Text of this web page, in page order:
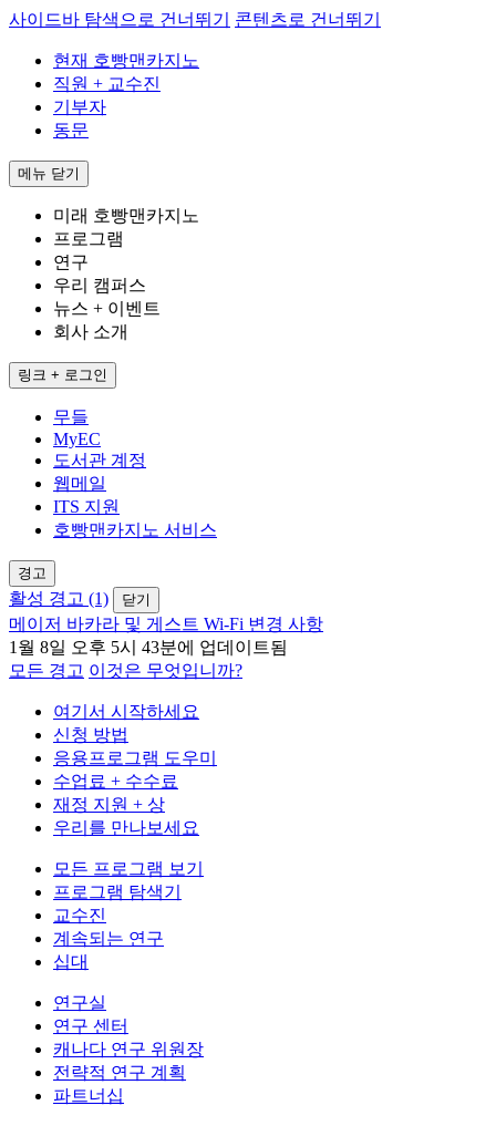
사이드바 탐색으로 건너뛰기 콘텐츠로 건너뛰기
현재 호빵맨카지노
직원 + 교수진
기부자
동문
메뉴 닫기
미래 호빵맨카지노
프로그램
연구
우리 캠퍼스
뉴스 + 이벤트
회사 소개
링크 + 로그인
무들
MyEC
도서관 계정
웹메일
ITS 지원
호빵맨카지노 서비스
경고
활성 경고 (1) 닫기
메이저 바카라 및 게스트 Wi-Fi 변경 사항
1월 8일 오후 5시 43분에 업데이트됨
모든 경고 이것은 무엇입니까?
여기서 시작하세요
신청 방법
응용프로그램 도우미
수업료 + 수수료
재정 지원 + 상
우리를 만나보세요
모든 프로그램 보기
프로그램 탐색기
교수진
계속되는 연구
십대
연구실
연구 센터
캐나다 연구 위원장
전략적 연구 계획
파트너십